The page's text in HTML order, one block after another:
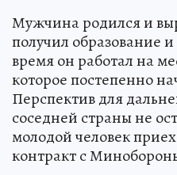
Мужчина родился и
получил образование
время он работал на
которое постепенно
Перспектив для
соседней страны не
молодой человек
контракт с